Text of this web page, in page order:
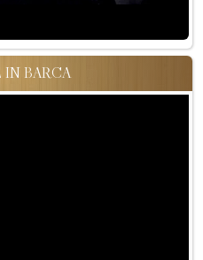
IN BARCA